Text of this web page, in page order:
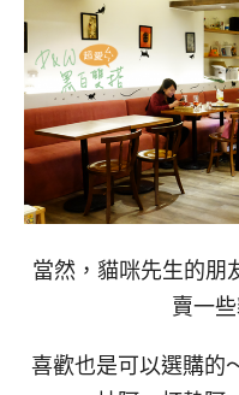
當然，貓咪先生的朋
賣一
喜歡也是可以選購的